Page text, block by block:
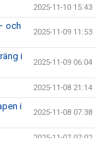
2025-11-10 15:43
och
2025-11-09 11:53
i
2025-11-09 06:04
2025-11-08 21:14
i
2025-11-08 07:38
2025-11-07 07:02